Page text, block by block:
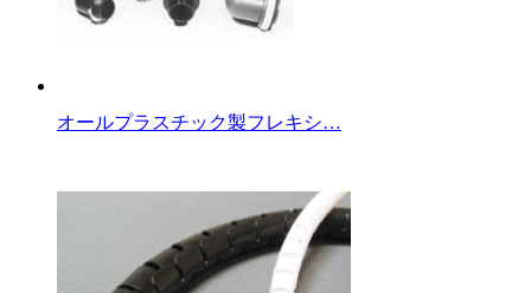
オールプラスチック製フレキシ…